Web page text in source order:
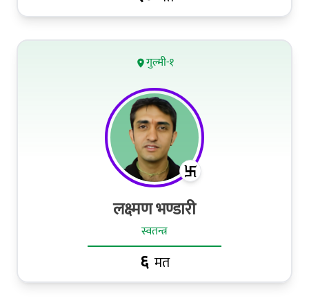
गुल्मी-१
लक्ष्मण भण्डारी
स्वतन्त्र
६ मत